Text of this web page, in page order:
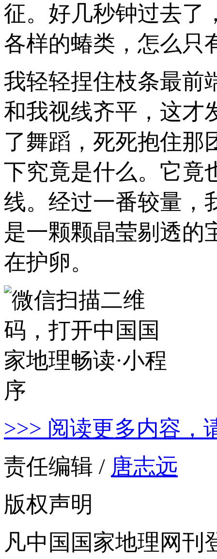
征。好几秒钟过去了
各样的蝽类，怎么只
我轻轻捏住枝条最前
和我视线齐平，这才
了舞蹈，死死抱住那
下究竟是什么。它竟
线。经过一番较量
是一颗颗晶莹剔透的
在护卵。
>>> 阅读更多内容，
责任编辑 / 唐志远
版权声明
凡中国国家地理网刊